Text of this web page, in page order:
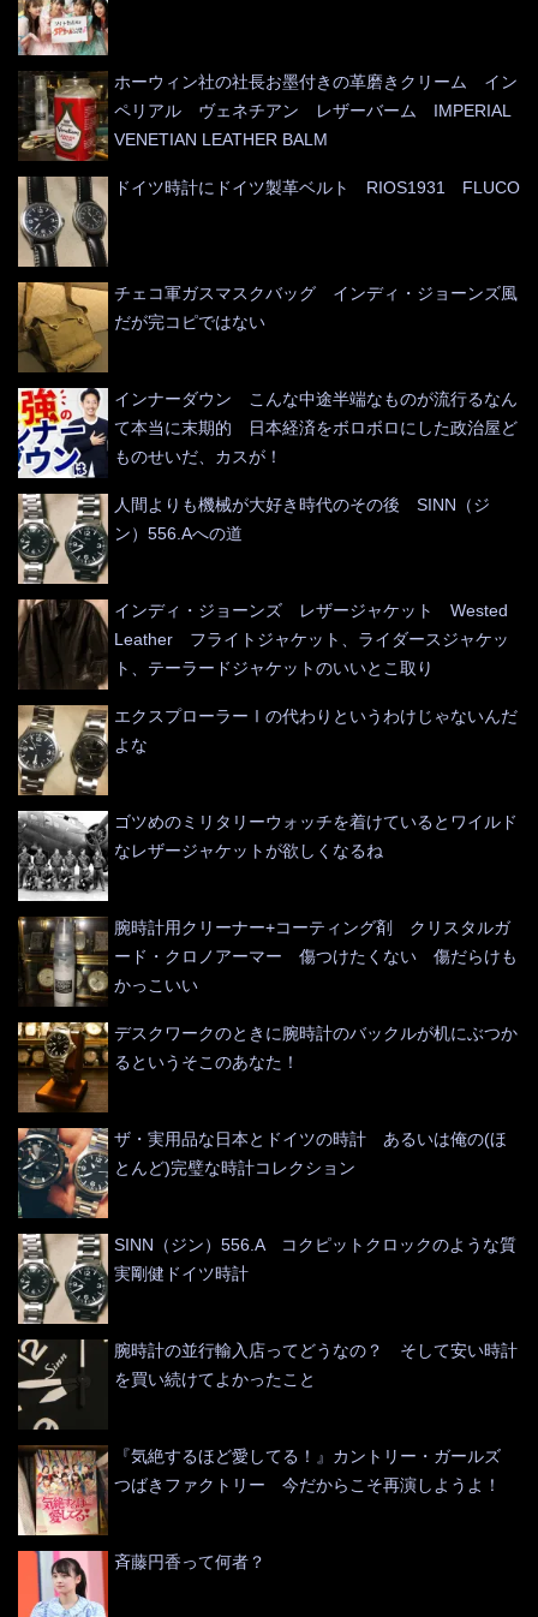
ホーウィン社の社長お墨付きの革磨きクリーム イン
ペリアル ヴェネチアン レザーバーム IMPERIAL
VENETIAN LEATHER BALM
ドイツ時計にドイツ製革ベルト RIOS1931 FLUCO
チェコ軍ガスマスクバッグ インディ・ジョーンズ風
だが完コピではない
インナーダウン こんな中途半端なものが流行るなん
て本当に末期的 日本経済をボロボロにした政治屋ど
ものせいだ、カスが！
人間よりも機械が大好き時代のその後 SINN（ジ
ン）556.Aへの道
インディ・ジョーンズ レザージャケット Wested
Leather フライトジャケット、ライダースジャケッ
ト、テーラードジャケットのいいとこ取り
エクスプローラーⅠの代わりというわけじゃないんだ
よな
ゴツめのミリタリーウォッチを着けているとワイルド
なレザージャケットが欲しくなるね
腕時計用クリーナー+コーティング剤 クリスタルガ
ード・クロノアーマー 傷つけたくない 傷だらけも
かっこいい
デスクワークのときに腕時計のバックルが机にぶつか
るというそこのあなた！
ザ・実用品な日本とドイツの時計 あるいは俺の(ほ
とんど)完璧な時計コレクション
SINN（ジン）556.A コクピットクロックのような質
実剛健ドイツ時計
腕時計の並行輸入店ってどうなの？ そして安い時計
を買い続けてよかったこと
『気絶するほど愛してる！』カントリー・ガールズ
つばきファクトリー 今だからこそ再演しようよ！
斉藤円香って何者？